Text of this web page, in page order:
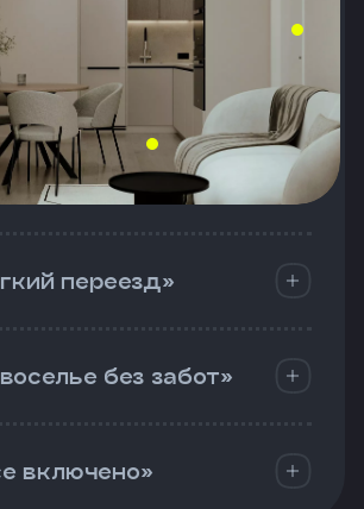
переезд»
без забот»
включено»